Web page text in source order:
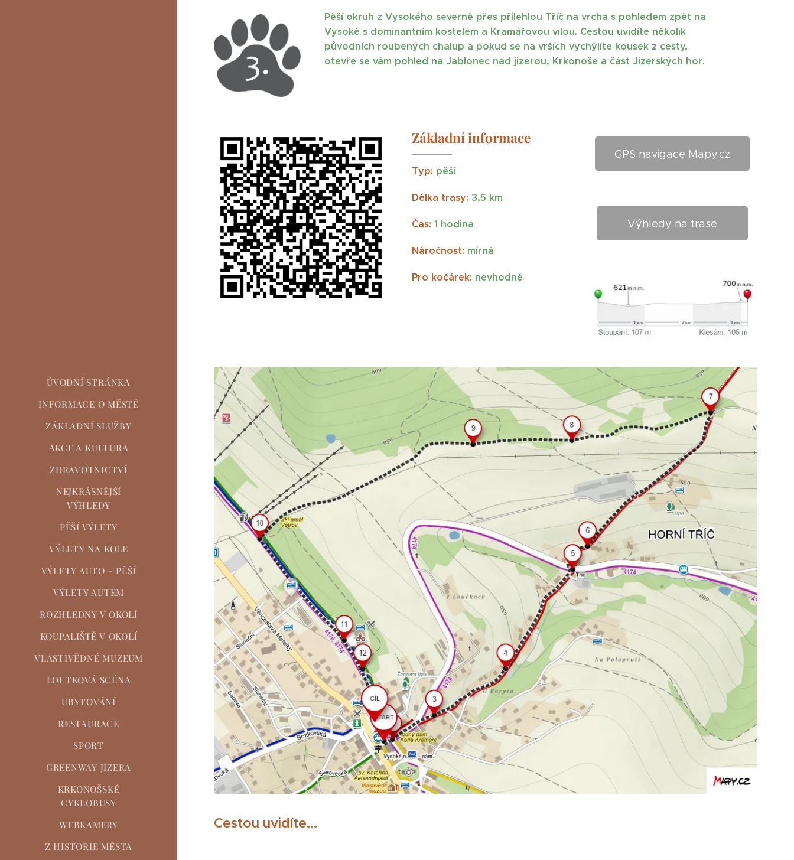
ÚVODNÍ STRÁNKA
INFORMACE O MĚSTĚ
ZÁKLADNÍ SLUŽBY
AKCE A KULTURA
ZDRAVOTNICTVÍ
NEJKRÁSNĚJŠÍ
VÝHLEDY
PĚŠÍ VÝLETY
VÝLETY NA KOLE
VÝLETY AUTO - PĚŠÍ
VÝLETY AUTEM
ROZHLEDNY V OKOLÍ
KOUPALIŠTĚ V OKOLÍ
VLASTIVĚDNÉ MUZEUM
LOUTKOVÁ SCÉNA
UBYTOVÁNÍ
RESTAURACE
SPORT
GREENWAY JIZERA
KRKONOŠSKÉ
CYKLOBUSY
WEBKAMERY
Z HISTORIE MĚSTA
Pěší okruh z Vysokého severně přes přilehlou Tříč na vrcha s pohledem zpět na
Vysoké s dominantním kostelem a Kramářovou vilou. Cestou uvidíte několik
původních roubených chalup a pokud se na vrších vychýlíte kousek z cesty,
otevře se vám pohled na Jablonec nad jizerou, Krkonoše a část Jizerských hor.
Základní informace
Typ: pěší
Délka trasy: 3,5 km
Čas: 1 hodina
Náročnost: mírná
Pro kočárek: nevhodné
GPS navigace Mapy.cz
Výhledy na trase
Cestou uvidíte...